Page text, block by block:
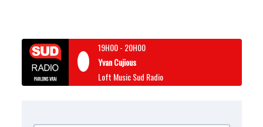
19H00- 20H00
Yvan Cujious
Loft Music Sud Radio